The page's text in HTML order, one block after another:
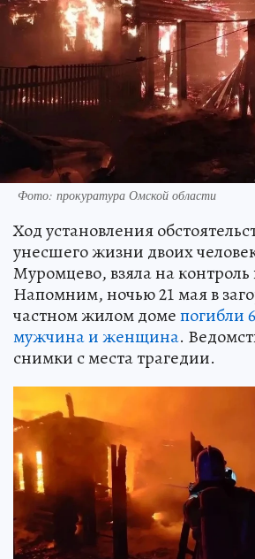
Фото: прокуратура Омской области
Ход установления
унесшего жизни двоих
Муромцево, взяла на контроль
Напомним, ночью 21 мая в
частном жилом домепогибли
мужчина и женщина.
снимки с места трагедии.